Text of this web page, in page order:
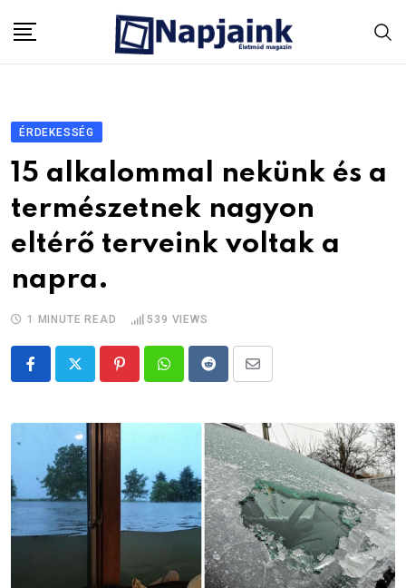
ÉRDEKESSÉG
15 alkalommal nekünk és a
természetnek nagyon
eltérő terveink voltak a
napra.
1 MINUTE READ 539 VIEWS
PinterestWhatsappRedditShare
Email